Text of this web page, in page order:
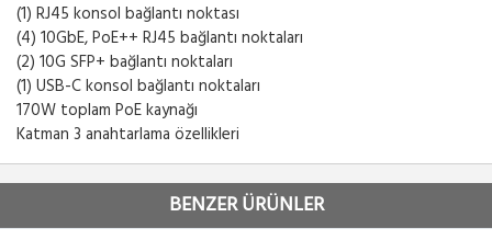
(1) RJ45 konsol bağlantı noktası
(4) 10GbE, PoE++ RJ45 bağlantı noktaları
(2) 10G SFP+ bağlantı noktaları
(1) USB-C konsol bağlantı noktaları
170W toplam PoE kaynağı
Katman 3 anahtarlama özellikleri
BENZER ÜRÜNLER